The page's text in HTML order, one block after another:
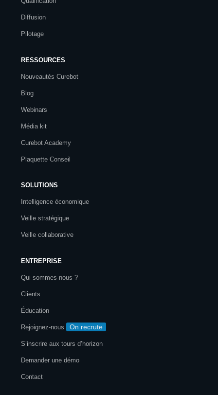
Diffusion
Pilotage
RESSOURCES
Nouveautés Curebot
Blog
Webinars
Média kit
Curebot Academy
Plaquette Conseil
SOLUTIONS
Intelligence économique
Veille stratégique
Veille collaborative
ENTREPRISE
Qui sommes-nous ?
Clients
Éducation
Rejoignez-nous On recrute
S’inscrire aux tours d’horizon
Demander une démo
Contact